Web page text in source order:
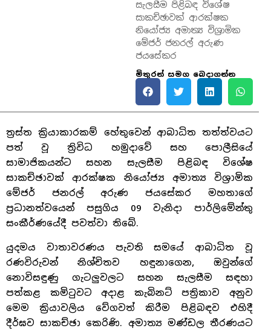
සැලසීම පිළිබඳ විශේෂ
සාකච්ඡාවක් ආරක්ෂක
නියෝජ්‍ය අමාත්‍ය විශ්‍රාමික
මේජර් ජනරල් අරුණ
ජයසේකර
මිතුරන් සමග බෙදාගන්න
ත්‍රස්ත ක්‍රියාකාරකම් හේතුවෙන් ආබාධිත තත්ත්වයට
පත් වූ ත්‍රිවිධ හමුදාවේ සහ පොලීසියේ
සාමාජිකයන්ට සහන සැලසීම පිළිබඳ විශේෂ
සාකච්ඡාවක් ආරක්ෂක නියෝජ්‍ය අමාත්‍ය විශ්‍රාමික
මේජර් ජනරල් අරුණ ජයසේකර මහතාගේ
ප්‍රධානත්වයෙන් පසුගිය 09 වැනිදා පාර්ලිමේන්තු
සංකීර්ණයේදී පවත්වා තිබේ.
යුදමය වාතාවරණය පැවති සමයේ ආබාධිත වූ
රණවිරුවන් නිශ්චිතව හඳුනාගෙන, ඔවුන්ගේ
නොවිසඳුණු ගැටලුවලට සහන සැලසීම සඳහා
පත්කළ කමිටුවට අදාළ කැබිනට් පත්‍රිකාව අනුව
මෙම ක්‍රියාවලිය වේගවත් කිරීම පිළිබඳව එහිදී
දීර්ඝව සාකච්ඡා කෙරිණි. අමාත්‍ය මණ්ඩල තීරණයට